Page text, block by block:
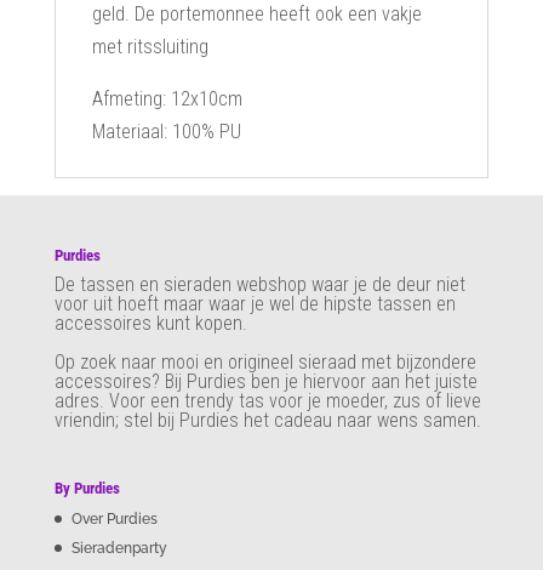
geld. De portemonnee heeft ook een vakje
met ritssluiting
Afmeting: 12x10cm
Materiaal: 100% PU
Purdies
De tassen en sieraden webshop waar je de deur niet
voor uit hoeft maar waar je wel de hipste tassen en
accessoires kunt kopen.
Op zoek naar mooi en origineel sieraad met bijzondere
accessoires? Bij Purdies ben je hiervoor aan het juiste
adres. Voor een trendy tas voor je moeder, zus of lieve
vriendin; stel bij Purdies het cadeau naar wens samen.
By Purdies
Over Purdies
Sieradenparty